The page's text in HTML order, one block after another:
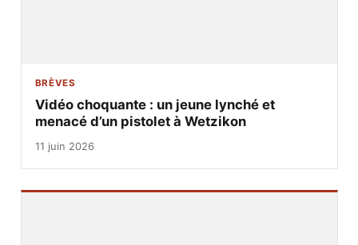
BRÈVES
Vidéo choquante : un jeune lynché et
menacé d’un pistolet à Wetzikon
11 juin 2026